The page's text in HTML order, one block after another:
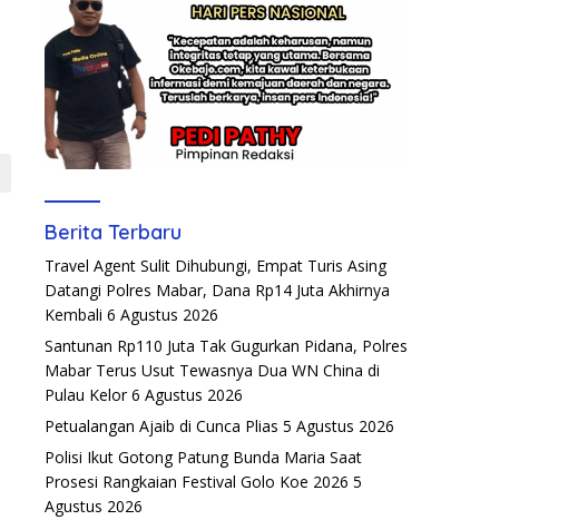
Berita Terbaru
Travel Agent Sulit Dihubungi, Empat Turis Asing
Datangi Polres Mabar, Dana Rp14 Juta Akhirnya
Kembali 6 Agustus 2026
Santunan Rp110 Juta Tak Gugurkan Pidana, Polres
Mabar Terus Usut Tewasnya Dua WN China di
Pulau Kelor 6 Agustus 2026
Petualangan Ajaib di Cunca Plias 5 Agustus 2026
Polisi Ikut Gotong Patung Bunda Maria Saat
Prosesi Rangkaian Festival Golo Koe 2026 5
Agustus 2026